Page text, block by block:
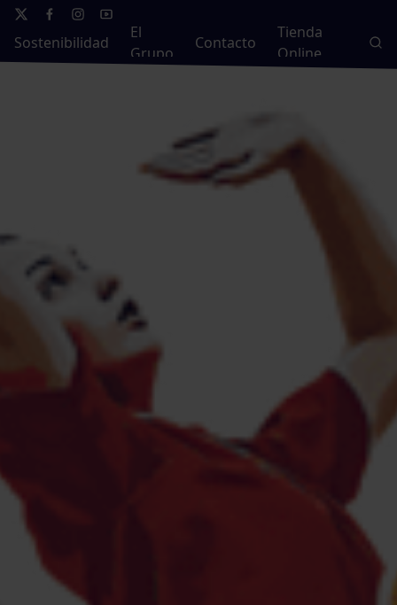
Sostenibilidad
El
Grupo
Contacto
Tienda
Online